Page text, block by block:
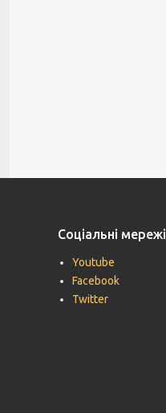
Соціальні мережі
Youtube
Facebook
Twitter